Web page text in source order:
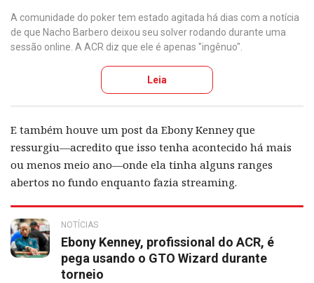
A comunidade do poker tem estado agitada há dias com a notícia
de que Nacho Barbero deixou seu solver rodando durante uma
sessão online. A ACR diz que ele é apenas "ingênuo".
Leia
E também houve um post da Ebony Kenney que
ressurgiu—acredito que isso tenha acontecido há mais
ou menos meio ano—onde ela tinha alguns ranges
abertos no fundo enquanto fazia streaming.
NOTÍCIAS
Ebony Kenney, profissional do ACR, é
pega usando o GTO Wizard durante
torneio